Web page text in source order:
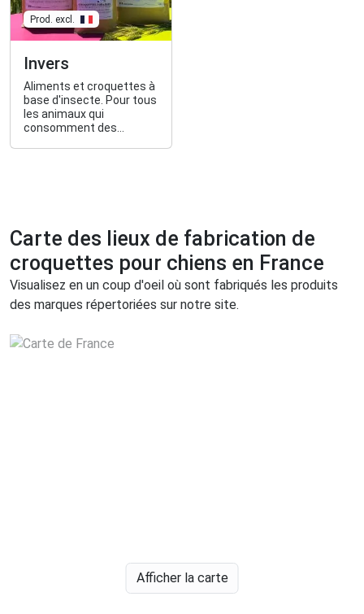
Prod. excl.
Invers
Aliments et croquettes à
base d'insecte. Pour tous
les animaux qui
consomment des
Carte des lieux de fabrication de
croquettes pour chiens en France
Visualisez en un coup d'oeil où sont fabriqués les produits
des marques répertoriées sur notre site.
Afficher la carte